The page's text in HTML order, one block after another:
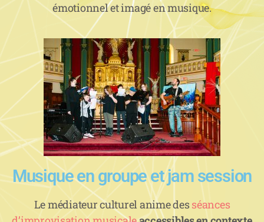
émotionnel et imagé en musique.
Musique en groupe et jam session
Le médiateur culturel anime des séances